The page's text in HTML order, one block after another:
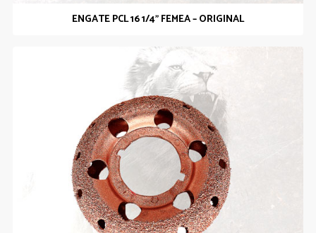
ENGATE PCL 16 1/4” FEMEA – ORIGINAL